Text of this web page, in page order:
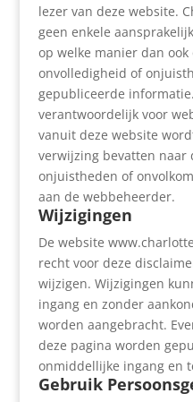
lezer van deze website.
geen enkele
op welke manier dan
onvolledigheid of
gepubliceerde
verantwoordelijk voor
vanuit deze website
verwijzing bevatten naar
onjuistheden of
aan de webbeheerder.
Wijzigingen
De website
recht voor deze
wijzigen. Wijzigingen
ingang en zonder
worden aangebracht.
deze pagina worden
onmiddellijke ingang en
Gebruik